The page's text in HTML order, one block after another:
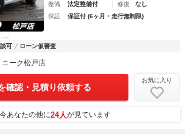
整備
法定整備付 修復
なし
保証
保証付 (6ヶ月・走行無制限)
可 ローン仮審査
ニーク松戸店
確認・見積り依頼する
お気に入り
今あなたの他に24人が見ています